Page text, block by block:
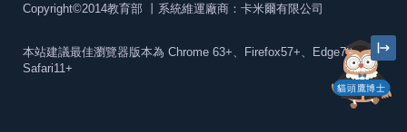
貓頭鷹博士
Copyright©2014教育部 丨系統維運廠商：卡米爾有限公司
本站建議最佳瀏覽器版本為 Chrome 63+、Firefox57+、Edge79+及
Safari11+